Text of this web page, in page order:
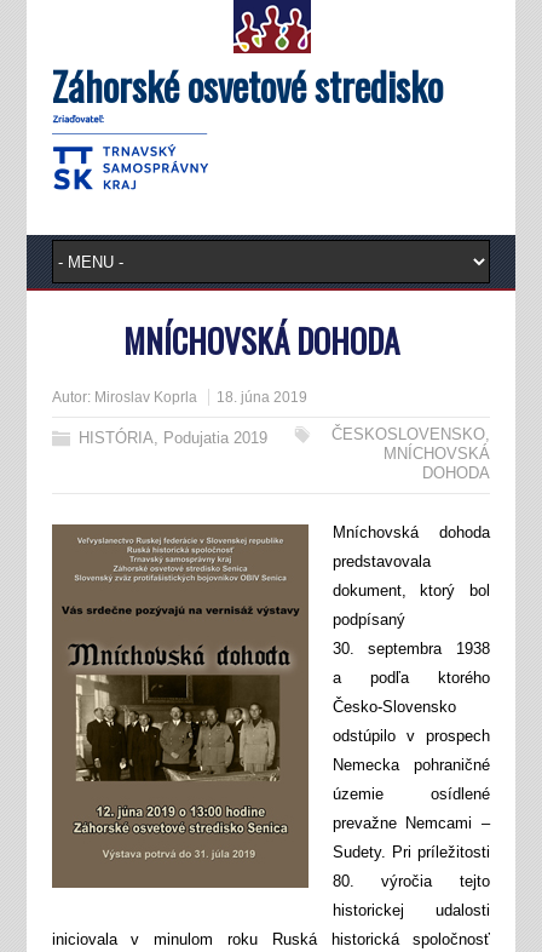
Záhorské osvetové stredisko
MNÍCHOVSKÁ DOHODA
Autor: Miroslav Koprla 18. júna 2019
HISTÓRIA, Podujatia 2019 ČESKOSLOVENSKO,
MNÍCHOVSKÁ
DOHODA
Mníchovská dohoda
predstavovala
dokument, ktorý bol
podpísaný
30. septembra 1938
a podľa ktorého
Česko-Slovensko
odstúpilo v prospech
Nemecka pohraničné
územie osídlené
prevažne Nemcami –
Sudety. Pri príležitosti
80. výročia tejto
historickej udalosti
iniciovala v minulom roku Ruská historická spoločnosť